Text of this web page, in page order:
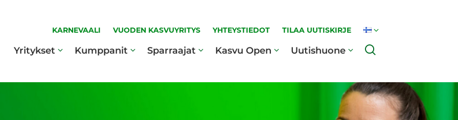
KARNEVAALI VUODEN KASVUYRITYS YHTEYSTIEDOT TILAA UUTISKIRJE
Yritykset Kumppanit Sparraajat Kasvu Open Uutishuone